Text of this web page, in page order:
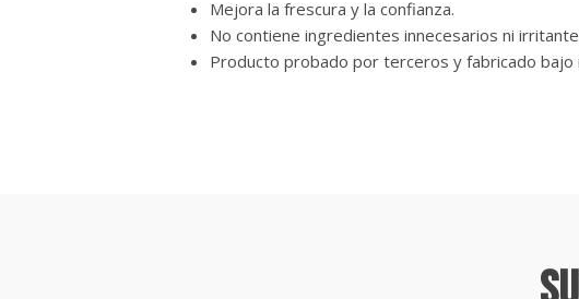
Mejora la frescura y la confianza.
No contiene ingredientes innecesarios ni
Producto probado por terceros y fabricado bajo